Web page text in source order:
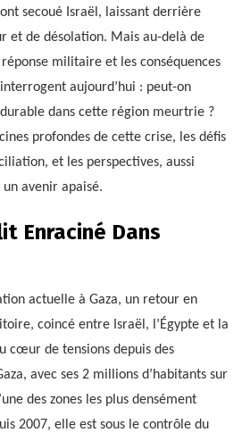
secoué Israël, laissant derrière
et de désolation. Mais au-delà de
réponse militaire et les conséquences
aujourd’hui : peut-on
dans cette région meurtrie ?
profondes de cette crise, les défis
et les perspectives, aussi
avenir apaisé.
Enraciné Dans
actuelle à Gaza, un retour en
coincé entre Israël, l’Égypte et la
cœur de tensions depuis des
avec ses 2 millions d’habitants sur
des zones les plus densément
2007, elle est sous le contrôle du